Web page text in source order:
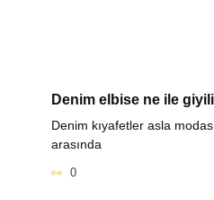
Denim elbise ne ile
Denim kıyafetler asla
arasında
0